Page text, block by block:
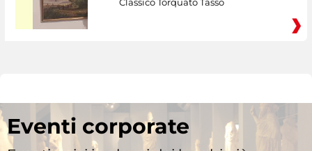
Classico Torquato Tasso
Eventi corporate